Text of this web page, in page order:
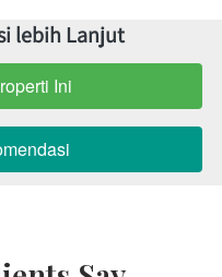
lebih Lanjut
Ini